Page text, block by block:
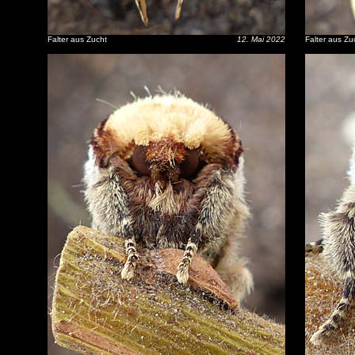
Falter aus Zucht 12. Mai 2022 Falter aus